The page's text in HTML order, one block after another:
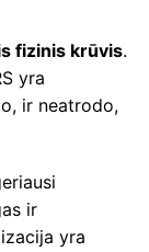
fizinis krūvis.
yra
ir neatrodo,
ir
yra